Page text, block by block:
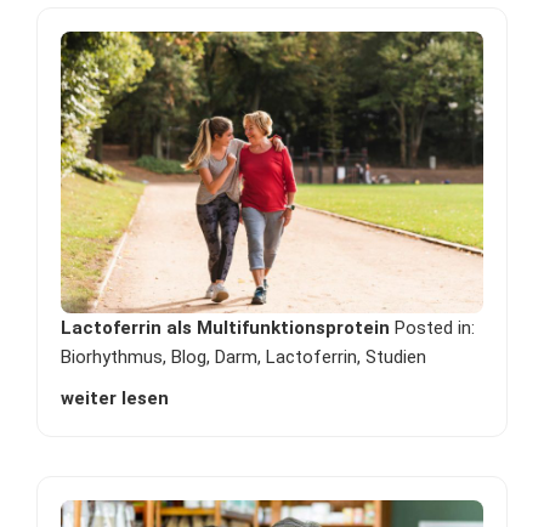
Lactoferrin als Multifunktionsprotein Posted in:
Biorhythmus,Blog,Darm,Lactoferrin,Studien
weiter lesen